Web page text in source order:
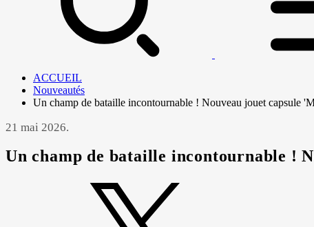
ACCUEIL
Nouveautés
Un champ de bataille incontournable ! Nouveau jouet capsule
21 mai 2026.
Un champ de bataille incontournable !